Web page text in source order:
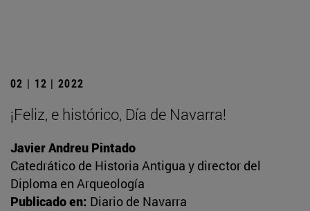
02 | 12 | 2022
¡Feliz, e histórico, Día de Navarra!
Javier Andreu Pintado
Catedrático de Historia Antigua y director del
Diploma en Arqueología
Publicado en: Diario de Navarra